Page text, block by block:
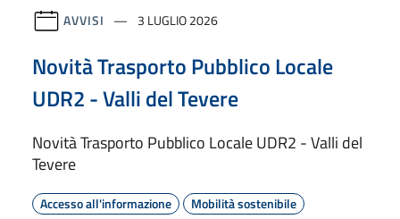
AVVISI 3 LUGLIO 2026
Novità Trasporto Pubblico Locale
UDR2 - Valli del Tevere
Novità Trasporto Pubblico Locale UDR2 - Valli del
Tevere
Accesso all'informazione Mobilità sostenibile